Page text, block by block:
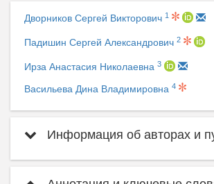
Дворников Сергей Викторович 1
Падишин Сергей Александрович 2
Ирза Анастасия Николаевна 3
Васильева Дина Владимировна 4
Информация об авторах и